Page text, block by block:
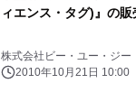
ィエンス・タグ)』の
株式会社ビー・ユー・ジー
2010年10月21日 10:00